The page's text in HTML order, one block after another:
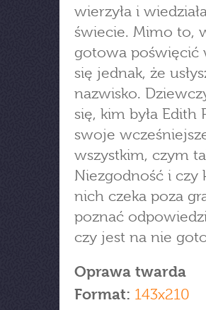
wierzyła i
świecie. Mimo to,
gotowa poświęcić
się jednak, że
nazwisko.
się, kim była Edith
swoje
wszystkim, czym
Niezgodność i czy
nich czeka poza
poznać
czy jest na nie
Oprawa twarda
Format: 143x210